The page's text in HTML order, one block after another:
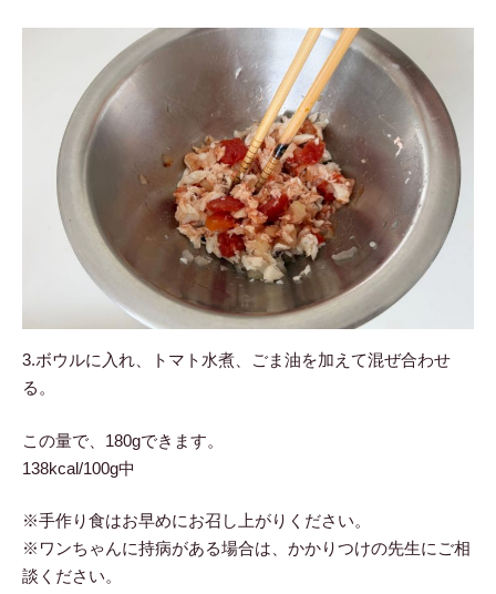
3.ボウルに入れ、トマト水煮、ごま油を加えて混ぜ合わせ
る。
この量で、180gできます。
138kcal/100g中
※手作り食はお早めにお召し上がりください。
※ワンちゃんに持病がある場合は、かかりつけの先生にご相
談ください。